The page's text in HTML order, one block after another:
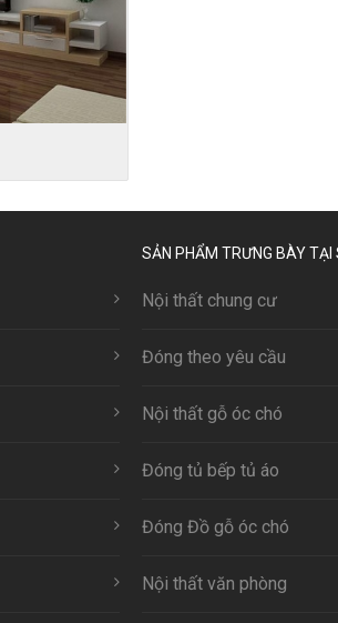
SẢN PHẨM TRƯNG BÀY TẠI
Nội thất chung cư
Đóng theo yêu cầu
Nội thất gỗ óc chó
Đóng tủ bếp tủ áo
Đóng Đồ gỗ óc chó
Nội thất văn phòng